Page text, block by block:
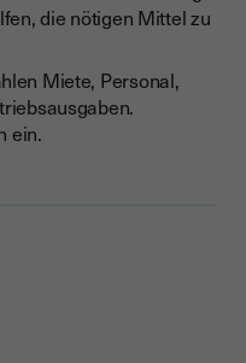
die nötigen Mittel zu
Miete, Personal,
ein.